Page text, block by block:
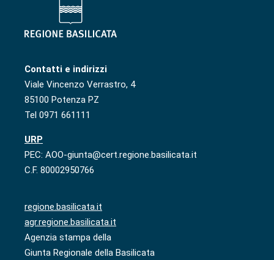
Contatti e indirizzi
Viale Vincenzo Verrastro, 4
85100 Potenza PZ
Tel 0971 661111
URP
PEC: AOO-giunta@cert.regione.basilicata.it
C.F. 80002950766
regione.basilicata.it
agr.regione.basilicata.it
Agenzia stampa della
Giunta Regionale della Basilicata